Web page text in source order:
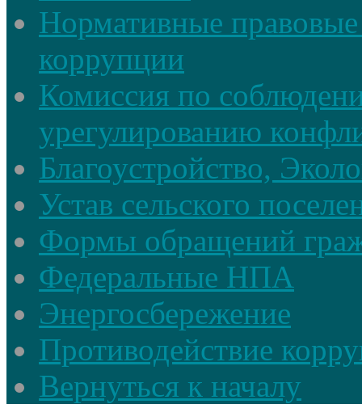
Нормативные
коррупции
Комиссия по
урегулированию
Благоустройство,
Устав сельского
Формы обращений
Федеральные НПА
Энергосбережение
Противодействие
Вернуться к началу